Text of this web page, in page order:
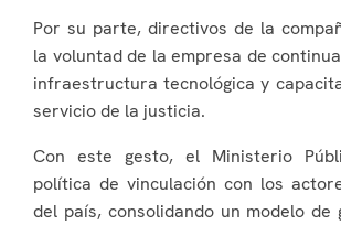
Por su parte, directivos de la
la voluntad de la empresa de
infraestructura tecnológica y
servicio de la justicia.
Con este gesto, el Ministerio
política de vinculación con los
del país, consolidando un modelo de